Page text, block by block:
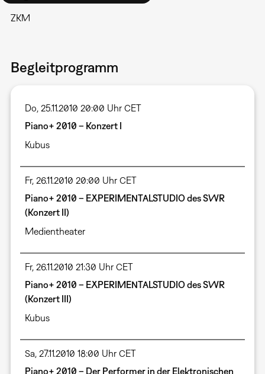
ZKM
Begleitprogramm
Do, 25.11.2010 20:00 Uhr CET
Piano+ 2010 – Konzert I
Kubus
Fr, 26.11.2010 20:00 Uhr CET
Piano+ 2010 – EXPERIMENTALSTUDIO des SWR
(Konzert II)
Medientheater
Fr, 26.11.2010 21:30 Uhr CET
Piano+ 2010 – EXPERIMENTALSTUDIO des SWR
(Konzert III)
Kubus
Sa, 27.11.2010 18:00 Uhr CET
Piano+ 2010 – Der Performer in der Elektronischen